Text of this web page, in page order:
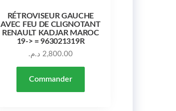
RÉTROVISEUR GAUCHE
AVEC FEU DE CLIGNOTANT
RENAULT KADJAR MAROC
19-> = 963021319R
2,800.00 د.م.
Commander